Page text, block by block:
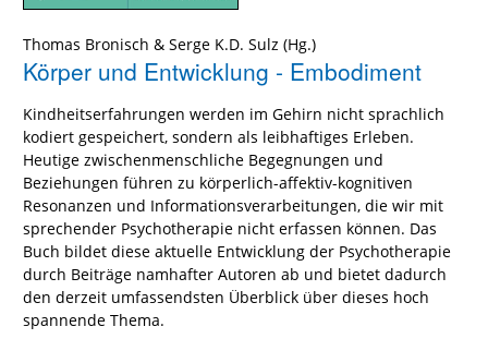
Thomas Bronisch & Serge K.D. Sulz (Hg.)
Körper und Entwicklung - Embodiment
Kindheitserfahrungen werden im Gehirn nicht sprachlich
kodiert gespeichert, sondern als leibhaftiges Erleben.
Heutige zwischenmenschliche Begegnungen und
Beziehungen führen zu körperlich-affektiv-kognitiven
Resonanzen und Informationsverarbeitungen, die wir mit
sprechender Psychotherapie nicht erfassen können. Das
Buch bildet diese aktuelle Entwicklung der Psychotherapie
durch Beiträge namhafter Autoren ab und bietet dadurch
den derzeit umfassendsten Überblick über dieses hoch
spannende Thema.